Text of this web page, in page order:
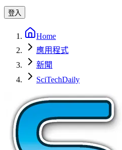
登入
Home
應用程式
新聞
SciTechDaily